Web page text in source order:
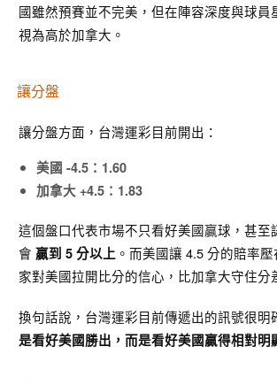
國雖然預賽並不完美，但在陣容深度與球員
視為高於加拿大。
讓分盤
讓分盤方面，台灣運彩目前開出：
美國 -4.5：1.60
加拿大 +4.5：1.83
這個盤口代表市場不只看好美國贏球，甚至
會贏到 5 分以上 。而美國讓 4.5 分的賠率壓
家對美國拉開比分的信心，比加拿大守住分
換句話說，台灣運彩目前傳遞出的訊號很明
是看好美國勝出，而是看好美國贏得相對明